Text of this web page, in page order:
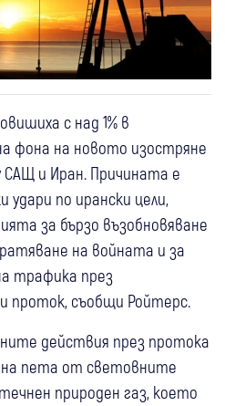
с над 1% в
фона на новото изостряне
и Иран. Причината е
удари по ирански цели,
за бързо възобновяване
на войната и за
трафика през
проток, съобщи Ройтерс.
действия през протока
пета от световните
природен газ, което